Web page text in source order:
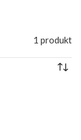
1 produkt